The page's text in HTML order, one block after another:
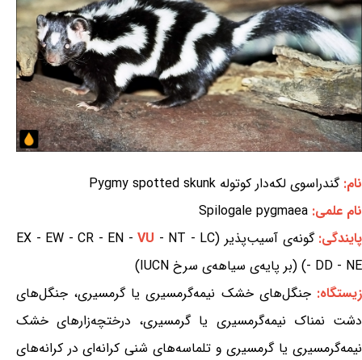
نام:گندراسوی لکه‌دار کوتوله Pygmy spotted skunk
نام علمی: Spilogale pygmaea
پایندگی:گونه‌ی آسیب‌پذیر (EX - EW - CR - EN - VU - NT - LC
- DD - NE) (بر پایه‌ی سیاهه‌ی سرخ IUCN)
زیستگاه:جنگل‌های خشک نیمه‌گرمسیری یا گرمسیری، جنگل‌های
دشت نمناک نیمه‌گرمسیری یا گرمسیری، درختچه‌زارهای خشک
نیمه‌گرمسیری یا گرمسیری و تلماسه‌های شنی کرانه‌ای در کرانه‌های